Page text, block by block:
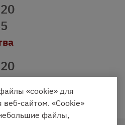
«cookie» для
веб-сайтом. «Cookie»
файлы,